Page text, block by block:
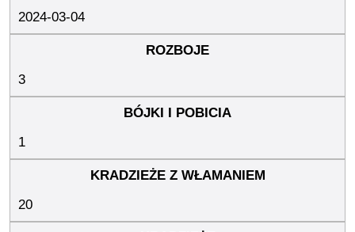
2024-03-04
3
1
20